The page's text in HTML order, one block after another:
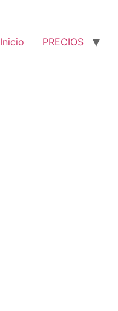
Inicio PRECIOS